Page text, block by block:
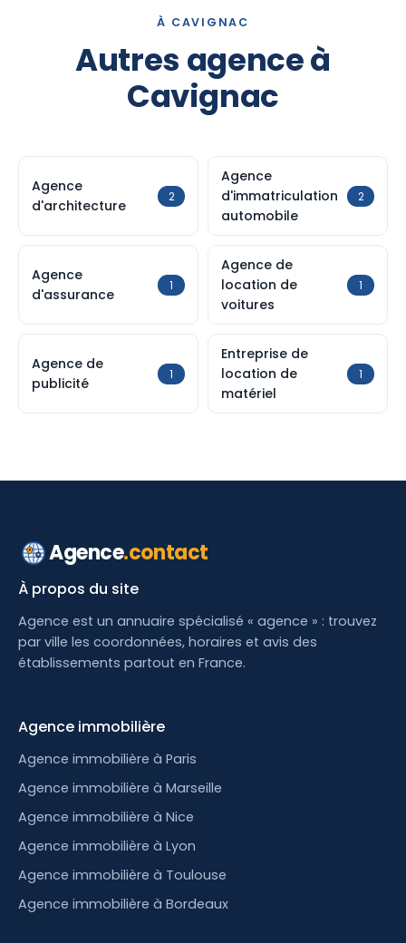
À CAVIGNAC
Autres agence à
Cavignac
Agence
d'architecture
2
Agence
d'immatriculation
automobile
2
Agence
d'assurance
1
Agence de
location de
voitures
1
Agence de
publicité
1
Entreprise de
location de
matériel
1
Agence.contact
À propos du site
Agence est un annuaire spécialisé « agence » : trouvez
par ville les coordonnées, horaires et avis des
établissements partout en France.
Agence immobilière
Agence immobilière à Paris
Agence immobilière à Marseille
Agence immobilière à Nice
Agence immobilière à Lyon
Agence immobilière à Toulouse
Agence immobilière à Bordeaux